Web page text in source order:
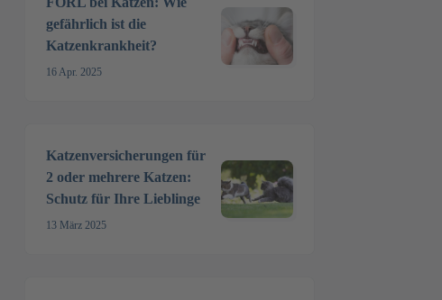
gefährlich ist die
Katzenkrankheit?
16 Apr. 2025
Katzenversicherungen für
2 oder mehrere Katzen:
Schutz für Ihre Lieblinge
13 März 2025